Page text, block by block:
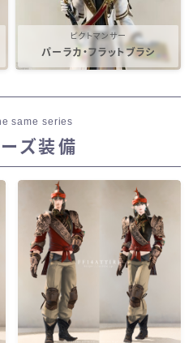
ピクトマンサー
パーラカ・フラットブラシ
same series
ズ装備